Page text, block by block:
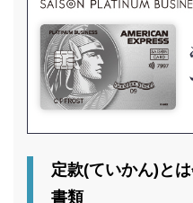
定款(ていかん)と
書類